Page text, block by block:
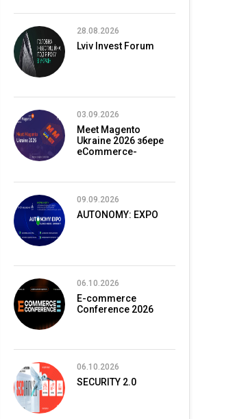
28.08.2026
Lviv Invest Forum
03.09.2026
Meet Magento
Ukraine 2026 збере
eCommerce-
09.09.2026
AUTONOMY: EXPO
06.10.2026
E-commerce
Conference 2026
06.10.2026
SECURITY 2.0